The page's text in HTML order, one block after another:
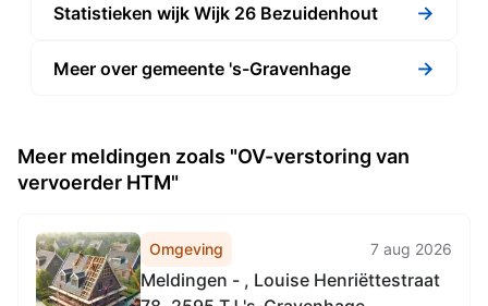
Statistieken wijk Wijk 26 Bezuidenhout →
Meer over gemeente 's-Gravenhage →
Meer meldingen zoals "OV-verstoring van
vervoerder HTM"
Omgeving 7 aug 2026
Meldingen - , Louise Henriëttestraat